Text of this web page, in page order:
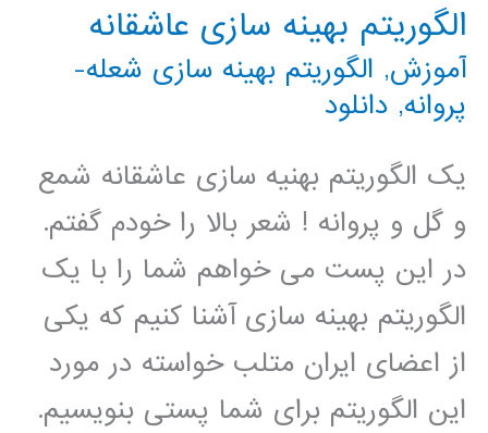
الگوریتم بهینه سازی عاشقانه
آموزش, الگوریتم بهینه سازی شعله-
پروانه, دانلود
یک الگوریتم بهنیه سازی عاشقانه شمع
و گل و پروانه ! شعر بالا را خودم گفتم.
در این پست می خواهم شما را با یک
الگوریتم بهینه سازی آشنا کنیم که یکی
از اعضای ایران متلب خواسته در مورد
این الگوریتم برای شما پستی بنویسیم.